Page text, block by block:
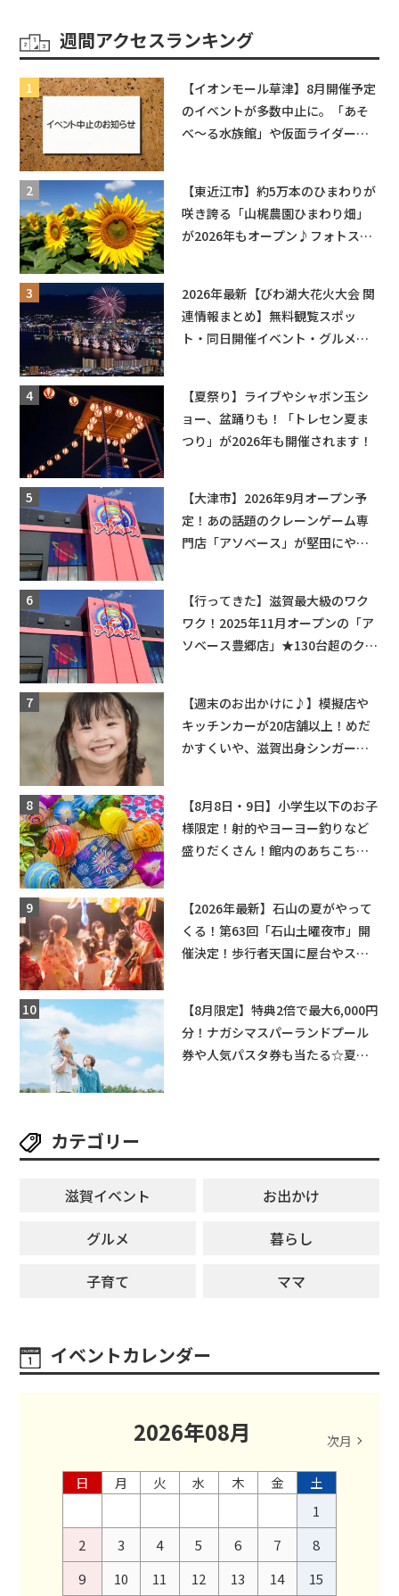
週間アクセスランキング
【イオンモール草津】8月開催予定
のイベントが多数中止に。「あそ
べ〜る水族館」や仮面ライダーシ
【東近江市】約5万本のひまわりが
咲き誇る「山梶農園ひまわり畑」
が2026年もオープン♪フォトスポ
2026年最新【びわ湖大花火大会 関
連情報まとめ】無料観覧スポッ
ト・同日開催イベント・グルメマ
【夏祭り】ライブやシャボン玉シ
ョー、盆踊りも！「トレセン夏ま
つり」が2026年も開催されます！
【大津市】2026年9月オープン予
定！あの話題のクレーンゲーム専
門店「アソベース」が堅田にやっ
【行ってきた】滋賀最大級のワク
ワク！2025年11月オープンの「ア
ソベース豊郷店」★130台超のクレ
【週末のお出かけに♪】模擬店や
キッチンカーが20店舗以上！めだ
かすくいや、滋賀出身シンガーソ
【8月8日・9日】小学生以下のお子
様限定！射的やヨーヨー釣りなど
盛りだくさん！館内のあちこちに
【2026年最新】石山の夏がやって
くる！第63回「石山土曜夜市」開
催決定！歩行者天国に屋台やステ
【8月限定】特典2倍で最大6,000円
分！ナガシマスパーランドプール
券や人気パスタ券も当たる☆夏休
カテゴリー
滋賀イベント
お出かけ
グルメ
暮らし
子育て
ママ
イベントカレンダー
2026年08月 次月
日 月 火 水 木 金
土
1
2
3 4 5 6 7
8
9
10 11 12 13 14
15